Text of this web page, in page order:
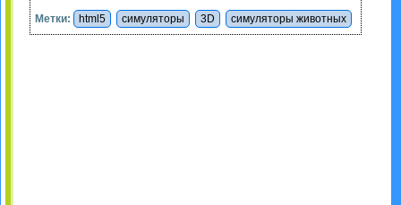
Метки: html5 симуляторы 3D симуляторы животных